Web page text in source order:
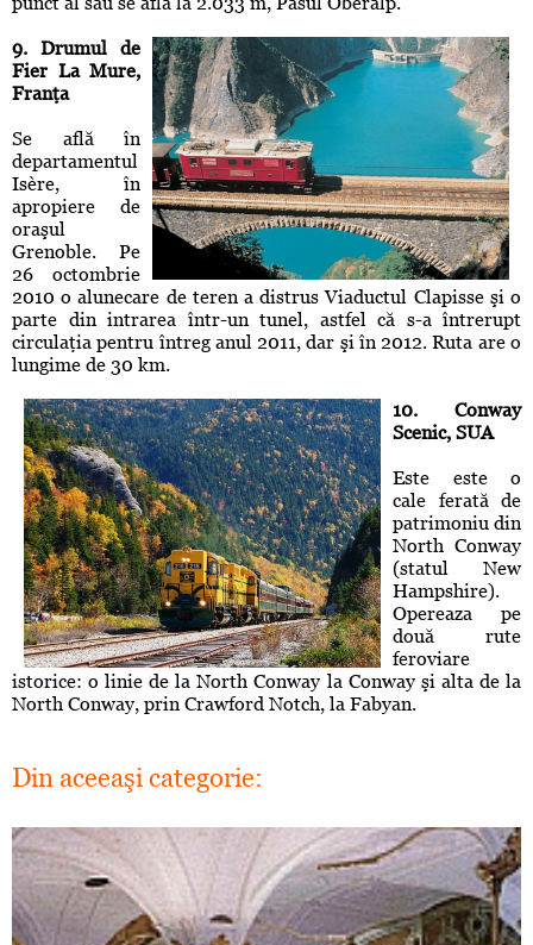
9. Drumul de
Fier La Mure,
Franţa
Se află în
departamentul
Isère, în
apropiere de
oraşul
Grenoble. Pe
26 octombrie
2010 o alunecare de teren a distrus Viaductul Clapisse şi o
parte din intrarea într-un tunel, astfel că s-a întrerupt
circulaţia pentru întreg anul 2011, dar şi în 2012. Ruta are o
lungime de 30 km.
10. Conway
Scenic, SUA
Este este o
cale ferată de
patrimoniu din
North Conway
(statul New
Hampshire).
Opereaza pe
două rute
feroviare
istorice: o linie de la North Conway la Conway şi alta de la
North Conway, prin Crawford Notch, la Fabyan.
Din aceeaşi categorie: